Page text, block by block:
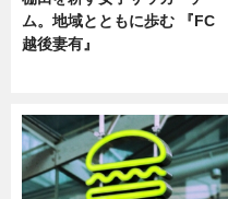
ム。地域とともに歩む 『FC
越後妻有』